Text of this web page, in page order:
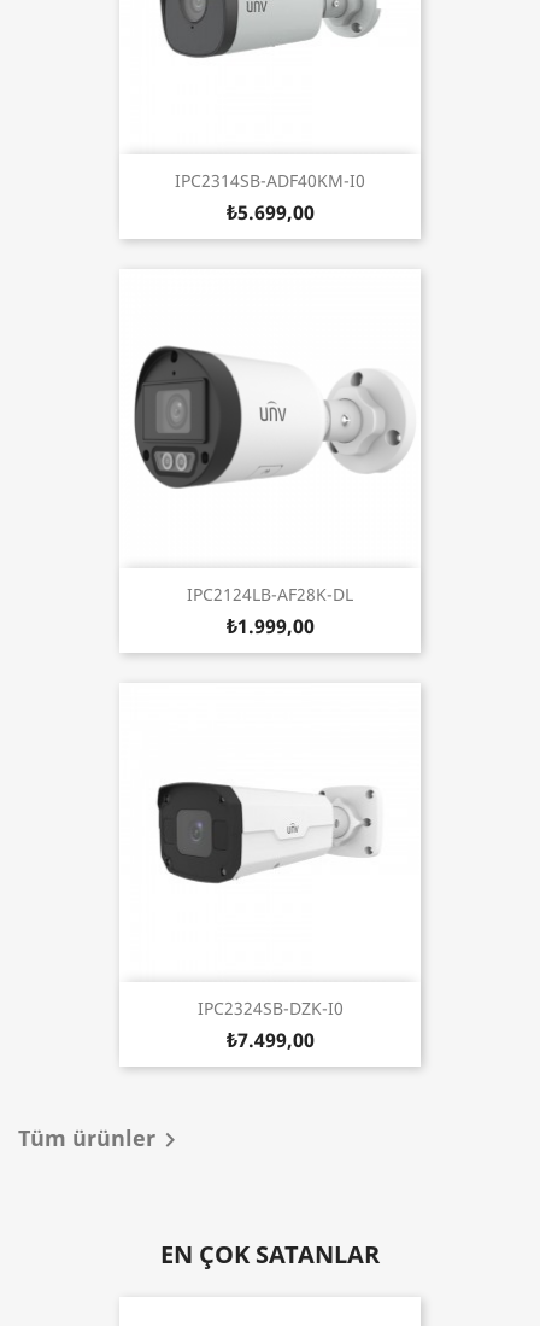
IPC2314SB-ADF40KM-I0
₺5.699,00
IPC2124LB-AF28K-DL
₺1.999,00
IPC2324SB-DZK-I0
₺7.499,00
Tüm ürünler 
EN ÇOK SATANLAR